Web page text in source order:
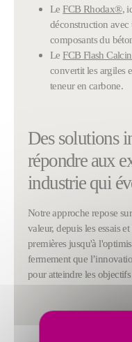
LeFCB Rhodax®,
déconstruction
composants du
LeFCB Flash
convertit les argiles
teneur en carbone.
Des solutions
répondre aux
industrie qui
Notre approche repose
valeur, depuis les essais
premières jusqu'à
fermement que
pour atteindre les